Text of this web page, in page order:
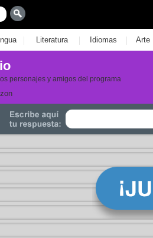
| Literatura | Idiomas | Arte
personajes y amigos del programa